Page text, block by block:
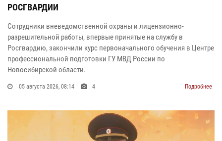
РОСГВАРДИИ
Сотрудники вневедомственной охраны и лицензионно-
разрешительной работы, впервые принятые на службу в
Росгвардию, закончили курс первоначального обучения в Центре
профессиональной подготовки ГУ МВД России по
Новосибирской области.
05 августа 2026, 08:14 4 Подробнее